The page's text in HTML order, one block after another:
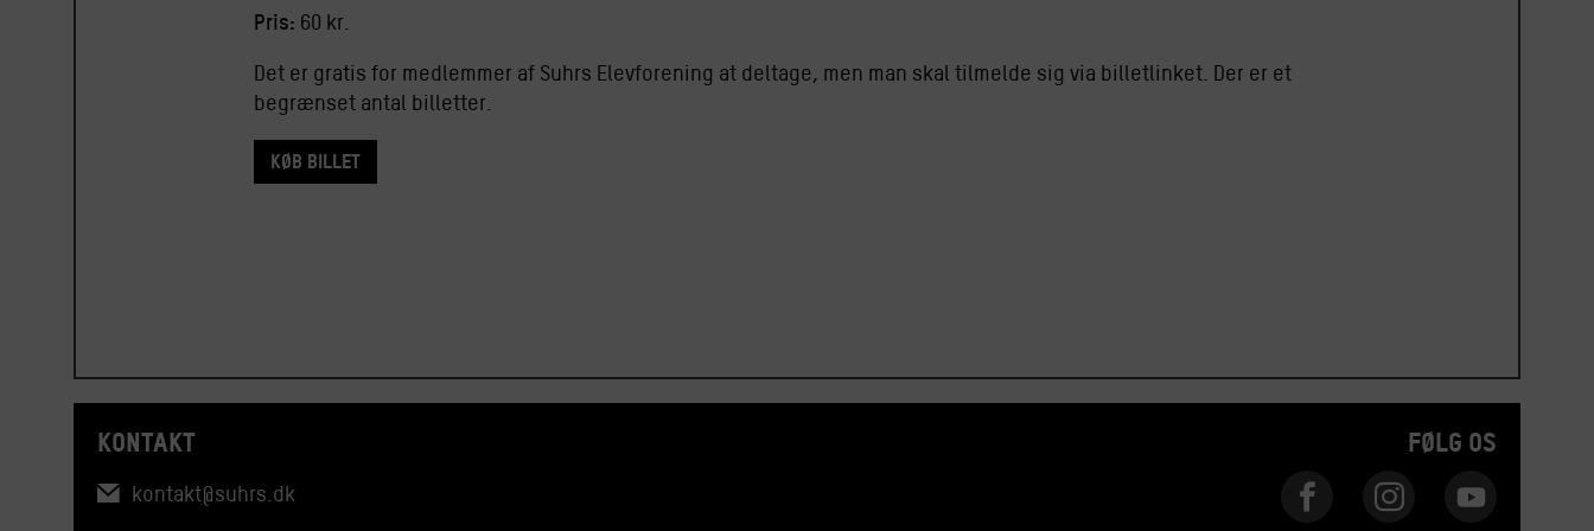
Pris: 60 kr.
Det er gratis for medlemmer af Suhrs Elevforening at deltage, men man skal tilmelde sig via billetlinket. Der er et
begrænset antal billetter.
Køb billet
KONTAKT
kontakt@suhrs.dk
FØLG OS